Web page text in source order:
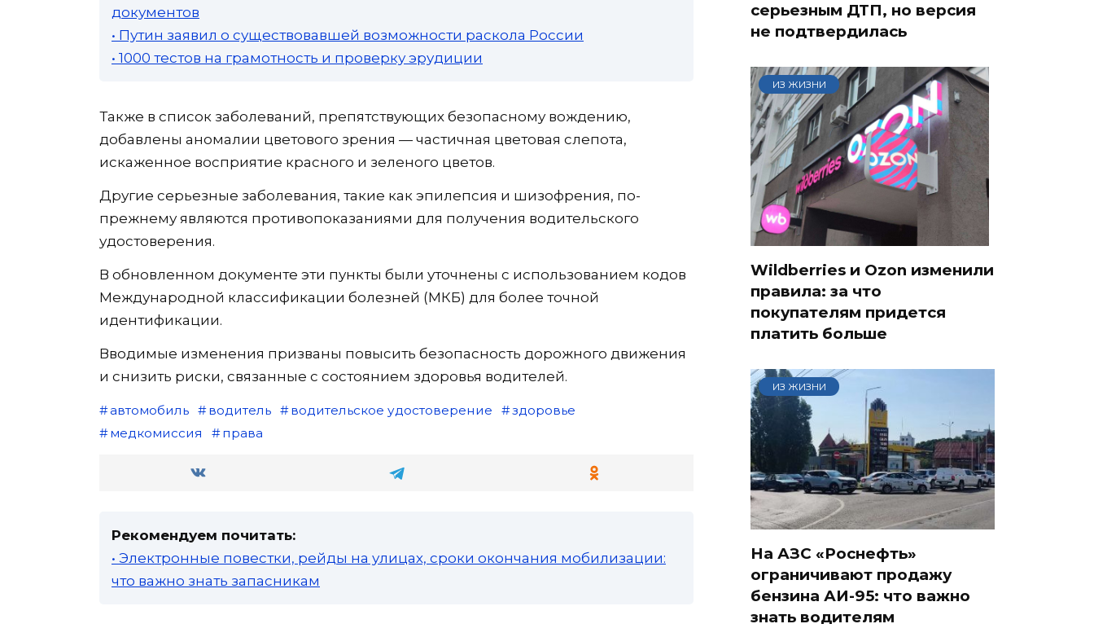
документов
• Путин заявил о существовавшей возможности раскола России
• 1000 тестов на грамотность и проверку эрудиции
Также в список заболеваний, препятствующих безопасному вождению,
добавлены аномалии цветового зрения — частичная цветовая слепота,
искаженное восприятие красного и зеленого цветов.
Другие серьезные заболевания, такие как эпилепсия и шизофрения, по-
прежнему являются противопоказаниями для получения водительского
удостоверения.
В обновленном документе эти пункты были уточнены с использованием кодов
Международной классификации болезней (МКБ) для более точной
идентификации.
Вводимые изменения призваны повысить безопасность дорожного движения
и снизить риски, связанные с состоянием здоровья водителей.
автомобиль водитель водительское удостоверение
здоровье
медкомиссия
права
Рекомендуем почитать:
• Электронные повестки, рейды на улицах, сроки окончания мобилизации:
что важно знать запасникам
серьезным ДТП, но версия
не подтвердилась
ИЗ ЖИЗНИ
Wildberries и Ozon изменили
правила: за что
покупателям придется
платить больше
ИЗ ЖИЗНИ
На АЗС «Роснефть»
ограничивают продажу
бензина АИ-95: что важно
знать водителям